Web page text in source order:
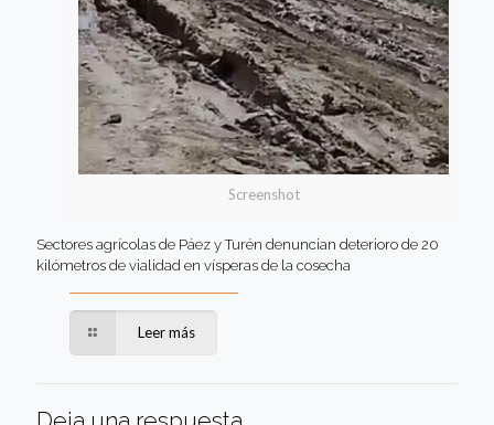
Screenshot
Sectores agrícolas de Páez y Turén denuncian deterioro de 20
kilómetros de vialidad en vísperas de la cosecha
Leer más